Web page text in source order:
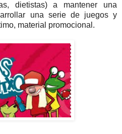
dietistas) a mantener una
una serie de juegos y
material promocional.